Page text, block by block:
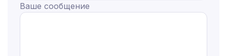
Ваше сообщение